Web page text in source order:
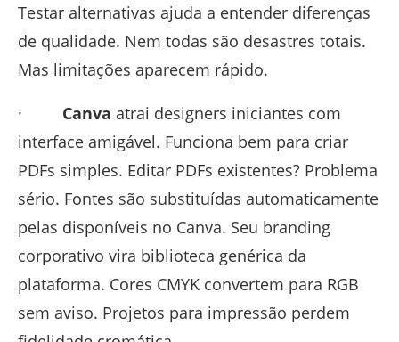
Testar alternativas ajuda a entender diferenças
de qualidade. Nem todas são desastres totais.
Mas limitações aparecem rápido.
· Canva atrai designers iniciantes com
interface amigável. Funciona bem para criar
PDFs simples. Editar PDFs existentes? Problema
sério. Fontes são substituídas automaticamente
pelas disponíveis no Canva. Seu branding
corporativo vira biblioteca genérica da
plataforma. Cores CMYK convertem para RGB
sem aviso. Projetos para impressão perdem